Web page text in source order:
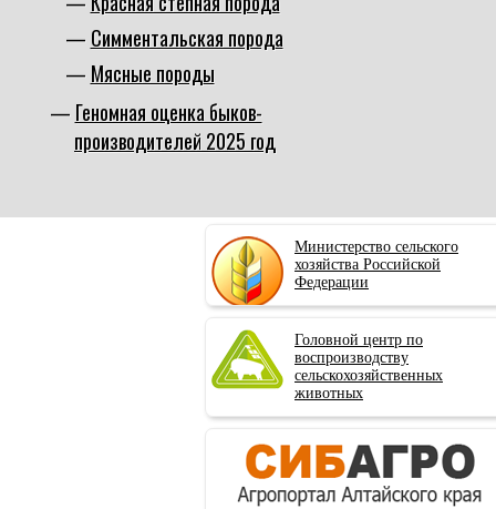
Симментальская порода
Мясные породы
Геномная оценка быков-
производителей 2025 год
Министерство сельского
хозяйства Российской
Федерации
Головной центр по
воспроизводству
сельскохозяйственных
животных